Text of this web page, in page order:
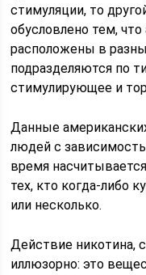
стимуляции, то
обусловлено тем,
расположены в
подразделяются по
стимулирующее и
Данные
людей с
время
тех, кто когда-либо
или несколько.
Действие никотина,
иллюзорно: это